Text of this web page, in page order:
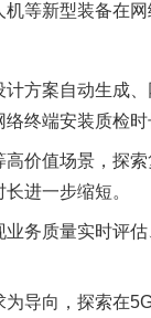
等新型装备在网
案自动生成、
终端安装质检时
值场景，探索
进一步缩短。
质量实时评估
向，探索在